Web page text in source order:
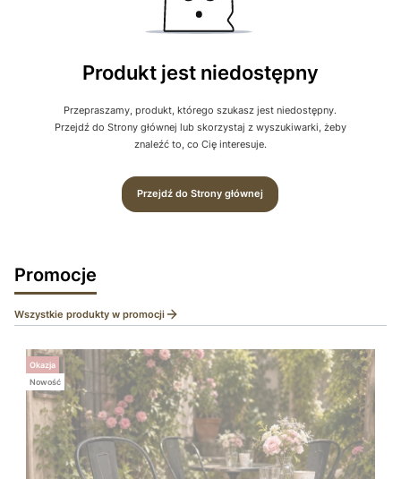
Produkt jest niedostępny
Przepraszamy, produkt, którego szukasz jest niedostępny.
Przejdź do Strony głównej lub skorzystaj z wyszukiwarki, żeby
znaleźć to, co Cię interesuje.
Przejdź do Strony głównej
Promocje
Wszystkie produkty w promocji
Okazja
Nowość